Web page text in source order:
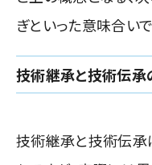
ぎといった意味合い
技術継承と技術伝承
技術継承と技術伝承